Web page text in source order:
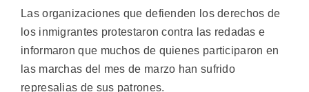
Las organizaciones que defienden los derechos de
los inmigrantes protestaron contra las redadas e
informaron que muchos de quienes participaron en
las marchas del mes de marzo han sufrido
represalias de sus patrones.